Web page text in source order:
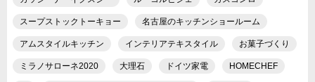
スープストックトーキョー 名古屋のキッチンショールーム
アムスタイルキッチン インテリアテキスタイル お菓子づくり
ミラノサローネ2020 大理石 ドイツ家電 HOMECHEF